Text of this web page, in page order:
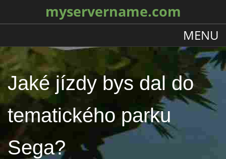
myservername.com
MENU
Jaké jízdy bys dal do
tematického parku
Sega?